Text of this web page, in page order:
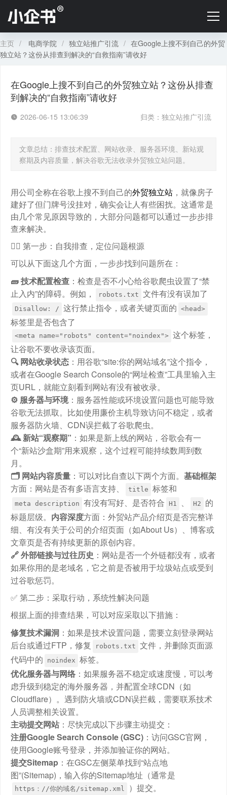
首页
B2C店铺定价
电商学院
关于小企书
主页 / 电商学院 / 独立站推广引流 / 在Google上搜不到自己的外贸
独立站？这份从排查到解决的“自救指南”请收好
在Google上搜不到自己的外贸独立站？这份从排查
到解决的“自救指南”请收好
2026-06-15 13:06:39 归类： 独立站推广引流
文章总结：排查技术配置、网站收录、服务器环境、新站观
察期及内容质量，解决谷歌无法收录外贸独立站问题。
用公司全称在谷歌上搜不到自己的外贸独立站 ，就像房子
建好了但门牌号没挂对，确实会让人有些困扰。这通常是
由几个常见原因导致的，大部分问题都可以通过一步步排
查来解决。
🕵️‍♂️ 第一步：自我排查，定位问题根源
可以从下面这几个方面，一步步找到问题所在：
🧱 技术配置检查 ：检查是否不小心给谷歌爬虫设置了“禁
止入内”的障碍。例如，
robots.txt 文件有没有误加了
Disallow: / 这行禁止指令，或者关键页面的 <head>
标签里是否包含了
<meta name="robots" content="noindex"> 这个标签，
让谷歌不要收录该页面。
🔍 网站收录状态 ：用谷歌“site:你的网站域名”这个指令，
或者在Google Search Console的“网址检查”工具里输入主
页URL，就能立刻看到网站有没有被收录。
⚙️ 服务器与环境：服务器性能或环境设置问题也可能导致
谷歌无法抓取。比如使用廉价主机导致访问不稳定，或者
服务器防火墙、CDN误拦截了谷歌爬虫。
🕰️ 新站“观察期” ：如果是新上线的网站，谷歌会有一
个“新站沙盒期”用来观察，这个过程可能持续数周到数
月。
🗂️ 网站内容质量 ：可以对比自查以下两个方面。 基础框架
方面：网站是否有多语言支持、
title 标签和
meta description 有没有写好、是否符合 H1 、 H2
的
标题层级。 内容深度方面：外贸站产品介绍页是否完整详
细、有没有关于公司的介绍页面（如About Us）、博客或
文章页是否有持续更新的原创内容。
🔗 外部链接与过往历史 ：网站是否一个外链都没有，或者
如果你用的是老域名，它之前是否被用于垃圾站点或受到
过谷歌惩罚。
✅ 第二步：采取行动，系统性解决问题
根据上面的排查结果，可以对应采取以下措施：
修复技术漏洞 ：如果是技术设置问题，需要立刻登录网站
后台或通过FTP，修复
robots.txt 文件，并删除页面源
代码中的
noindex 标签。
优化服务器与网络 ：如果服务器不稳定或速度慢，可以考
虑升级到稳定的海外服务器，并配置全球CDN（如
Cloudflare）。遇到防火墙或CDN误拦截，需要联系技术
人员调整相关设置。
主动提交网站：尽快完成以下步骤主动提交：
注册Google Search Console (GSC) ：访问GSC官网，
使用Google账号登录，并添加验证你的网站。
提交Sitemap ：在GSC左侧菜单找到“站点地
图”(Sitemap)，输入你的Sitemap地址（通常是
https：//你的域名/sitemap.xml
）提交。